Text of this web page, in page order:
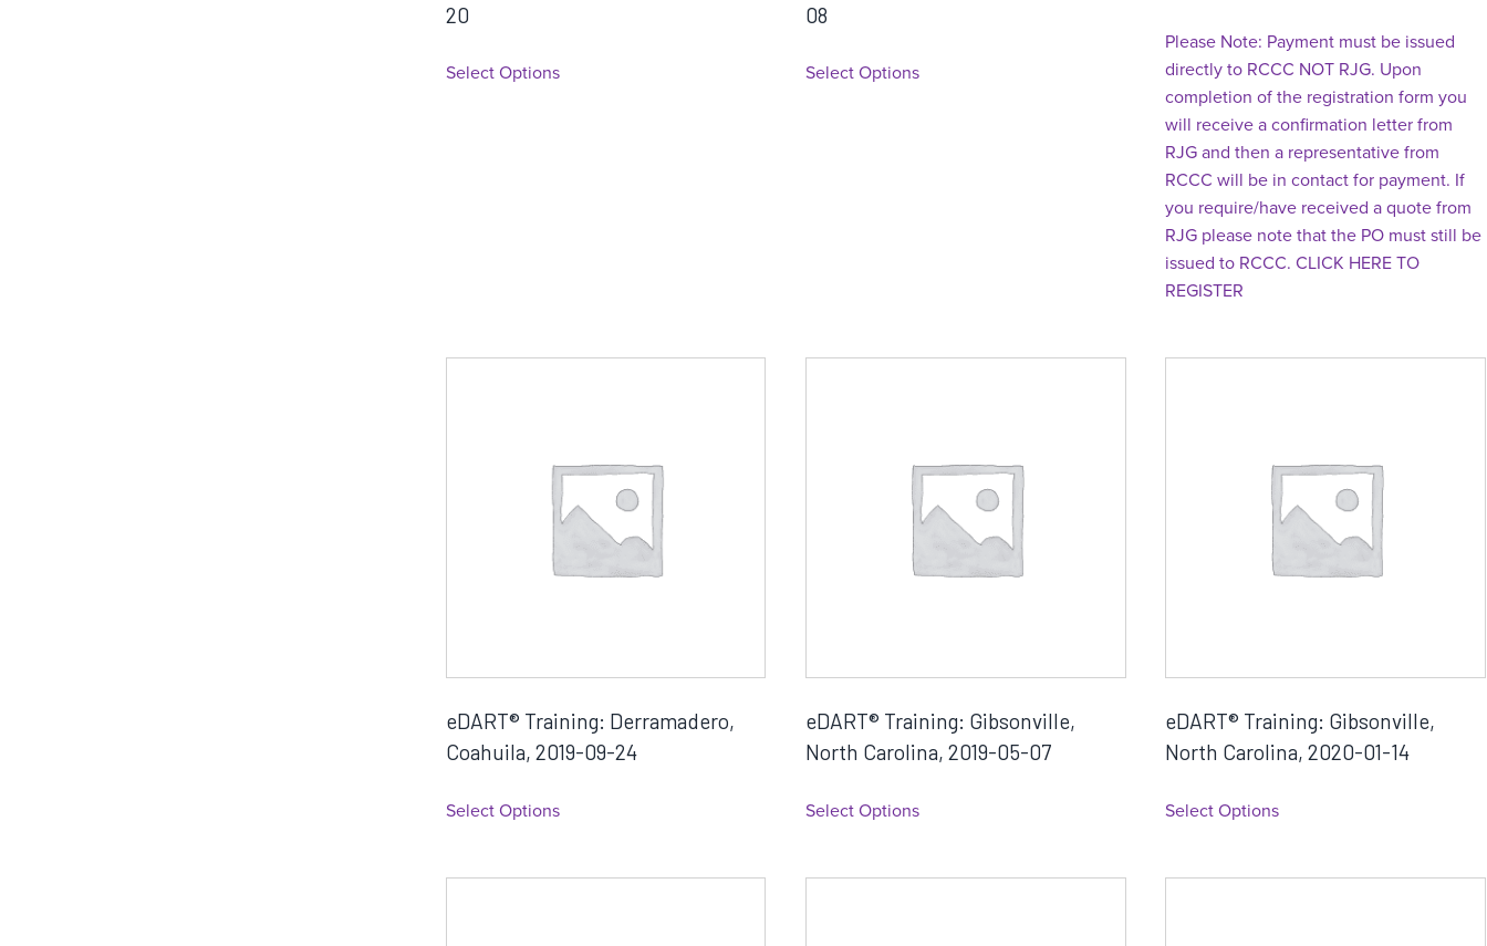
20
Select Options
08
Select Options
Please Note: Payment must be issued
directly to RCCC NOT RJG. Upon
completion of the registration form you
will receive a confirmation letter from
RJG and then a representative from
RCCC will be in contact for payment. If
you require/have received a quote from
RJG please note that the PO must still be
issued to RCCC. CLICK HERE TO
REGISTER
eDART® Training: Derramadero,
Coahuila, 2019-09-24
Select Options
eDART® Training: Gibsonville,
North Carolina, 2019-05-07
Select Options
eDART® Training: Gibsonville,
North Carolina, 2020-01-14
Select Options